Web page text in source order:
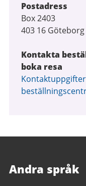
Postadress
Box 2403
403 16 Göteborg
Kontakta
boka resa
Andra språk